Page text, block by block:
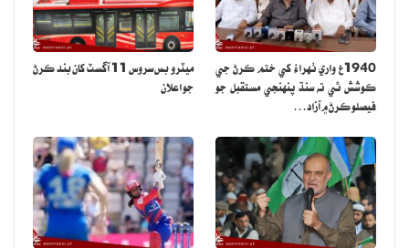
1940ع واري ٺهراءُ کي ختم ڪرڻ جي
ڪوشش ٿي ته سنڌ پنهنجي مستقبل جو
فيصلو ڪرڻ ۾ آزاد…
ميٽرو بس سروس 11 آگسٽ کان بند ڪرڻ
جو اعلان